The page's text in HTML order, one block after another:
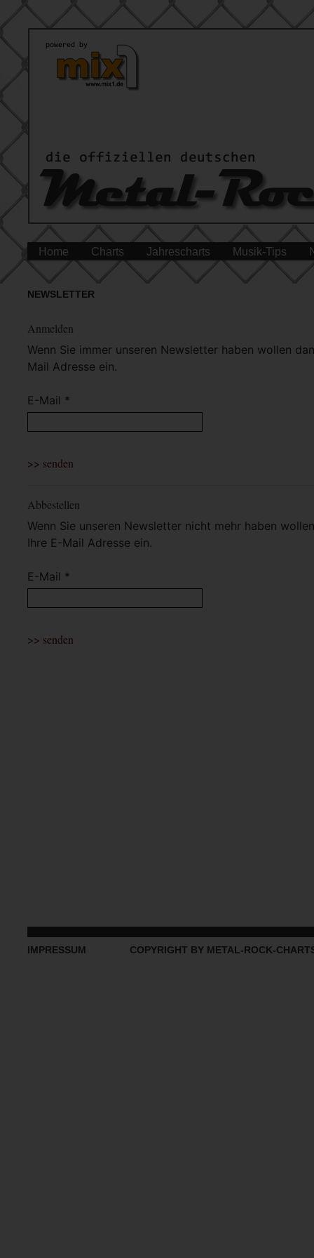
Home Charts Jahrescharts Musik-Tips
NEWSLETTER
Anmelden
Wenn Sie immer unseren Newsletter haben wollen
Mail Adresse ein.
E-Mail *
Abbestellen
Wenn Sie unseren Newsletter nicht mehr haben
Ihre E-Mail Adresse ein.
E-Mail *
IMPRESSUM COPYRIGHT BY METAL-ROCK-